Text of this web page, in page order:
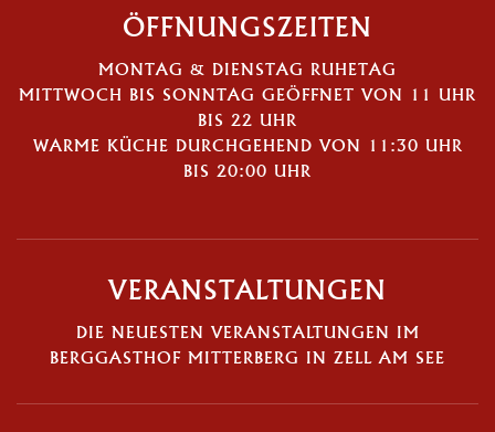
ÖFFNUNGSZEITEN
MONTAG & DIENSTAG RUHETAG
MITTWOCH BIS SONNTAG GEÖFFNET VON 11 UHR
BIS 22 UHR
WARME KÜCHE DURCHGEHEND VON 11:30 UHR
BIS 20:00 UHR
VERANSTALTUNGEN
DIE NEUESTEN VERANSTALTUNGEN IM
BERGGASTHOF MITTERBERG IN ZELL AM SEE